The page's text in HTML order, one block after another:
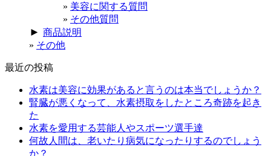
美容に関する質問
その他質問
► 商品説明
その他
最近の投稿
水素は美容に効果があると言うのは本当でしょうか？
腎臓が悪くなって、水素摂取をしたところ奇跡を起き
た
水素を愛用する芸能人やスポーツ選手達
何故人間は、老いたり病気になったりするのでしょう
か？